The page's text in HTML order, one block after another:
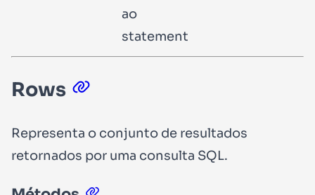
ao
statement
Rows
Representa o conjunto de resultados
retornados por uma consulta SQL.